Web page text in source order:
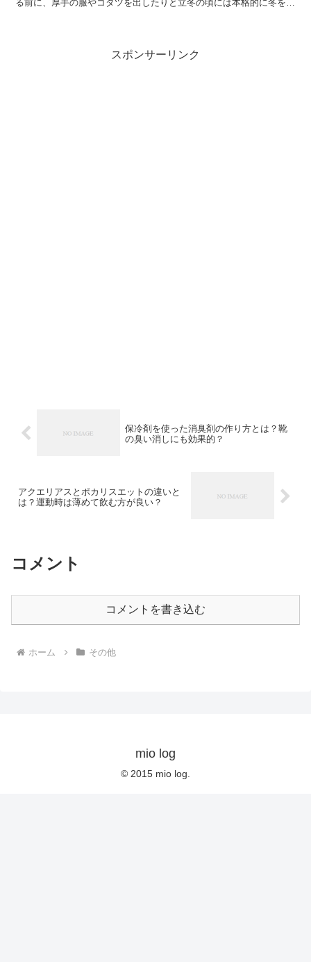
る前に、厚手の服やコタツを出したりと立冬の頃には本格的に冬を迎
スポンサーリンク
保冷剤を使った消臭剤の作り方とは？靴
の臭い消しにも効果的？
アクエリアスとポカリスエットの違いと
は？運動時は薄めて飲む方が良い？
コメント
コメントを書き込む
ホーム その他
mio log
© 2015 mio log.